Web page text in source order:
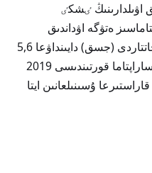
اۋىلدارىنىڭ ٸشكٸ
ەتۋگە اۋداندىق
بيۋدجەتتەن جوبالىق سمەتالىق قۇجاتتاردى (جسق) دايىنداۋعا 5,6
ملن. تەڭگە قارجى قاراستىرىلىپ, ساراپتاما قورتىندىسى 2019
ۇسىنىلعانىن ايتا